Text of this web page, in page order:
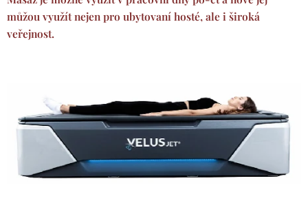
můžou využít nejen pro ubytovaní hosté, ale i široká
veřejnost.